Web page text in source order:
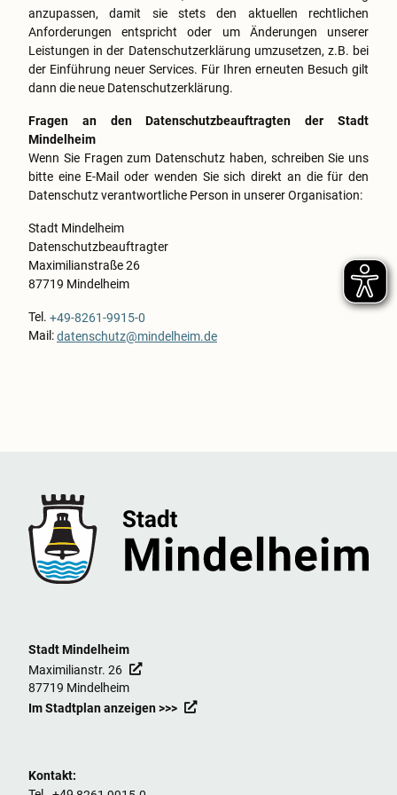
anzupassen, damit sie stets den aktuellen rechtlichen
Anforderungen entspricht oder um Änderungen unserer
Leistungen in der Datenschutzerklärung umzusetzen, z.B. bei
der Einführung neuer Services. Für Ihren erneuten Besuch gilt
dann die neue Datenschutzerklärung.
Fragen an den Datenschutzbeauftragten der Stadt
Mindelheim
Wenn Sie Fragen zum Datenschutz haben, schreiben Sie uns
bitte eine E-Mail oder wenden Sie sich direkt an die für den
Datenschutz verantwortliche Person in unserer Organisation:
Stadt Mindelheim
Datenschutzbeauftragter
Maximilianstraße 26
87719 Mindelheim
Tel. +49-8261-9915-0
Mail:datenschutz@mindelheim.de
Stadt Mindelheim
Maximilianstr. 26
87719 Mindelheim
Im Stadtplan anzeigen >>>
Kontakt: